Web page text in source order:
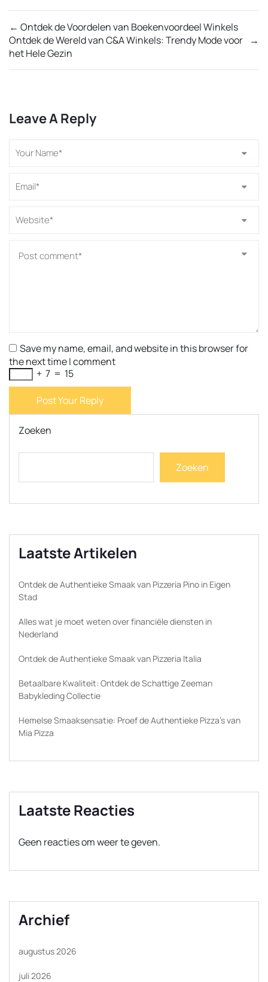
← Ontdek de Voordelen van Boekenvoordeel Winkels
→
Ontdek de Wereld van C&A Winkels: Trendy Mode voor
het Hele Gezin
Leave A Reply
Save my name, email, and website in this browser for
the next time I comment
+ 7 = 15
Post Your Reply
Zoeken
Zoeken
Laatste Artikelen
Ontdek de Authentieke Smaak van Pizzeria Pino in Eigen
Stad
Alles wat je moet weten over financiële diensten in
Nederland
Ontdek de Authentieke Smaak van Pizzeria Italia
Betaalbare Kwaliteit: Ontdek de Schattige Zeeman
Babykleding Collectie
Hemelse Smaaksensatie: Proef de Authentieke Pizza’s van
Mia Pizza
Laatste Reacties
Geen reacties om weer te geven.
Archief
augustus 2026
juli 2026